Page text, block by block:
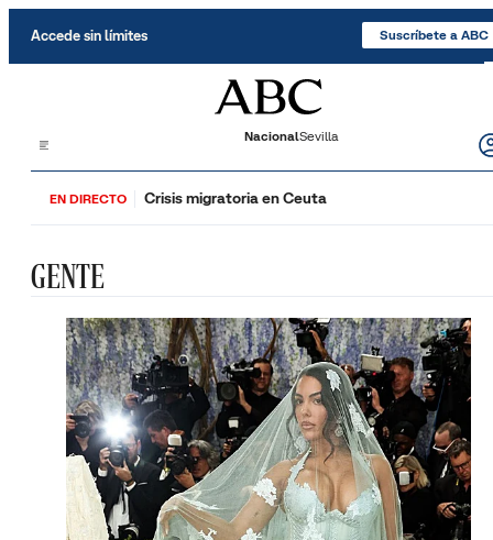
Accede sin límites Suscríbete a ABC
NacionalSevilla
EN DIRECTO Crisis migratoria en Ceuta
GENTE